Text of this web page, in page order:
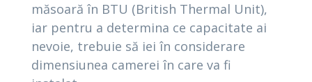
măsoară în BTU (British Thermal Unit),
iar pentru a determina ce capacitate ai
nevoie, trebuie să iei în considerare
dimensiunea camerei în care va fi